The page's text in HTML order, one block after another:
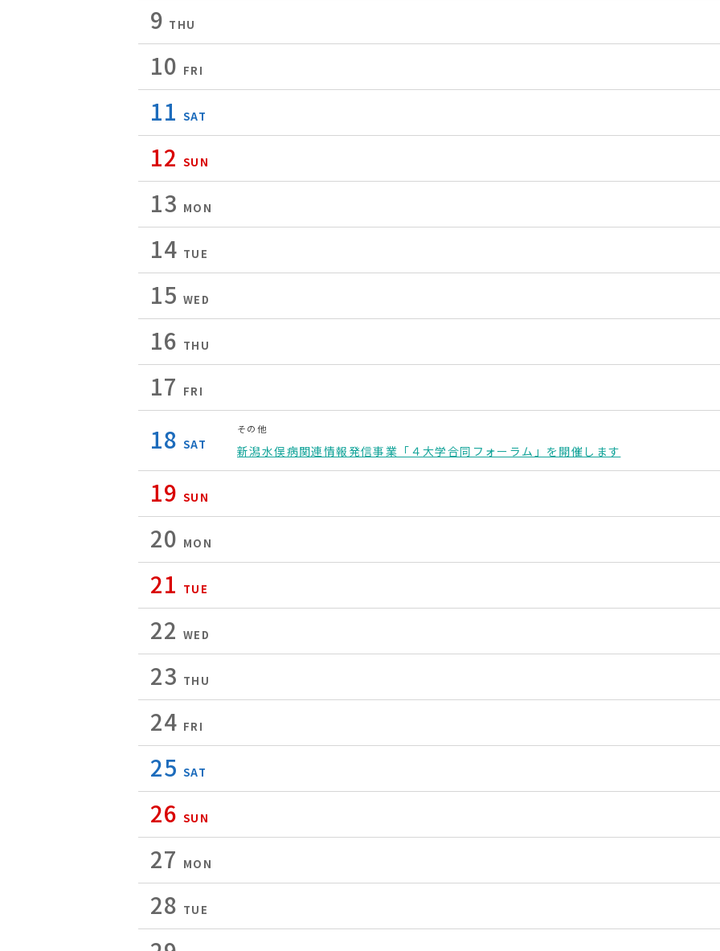
9 THU
10 FRI
11 SAT
12 SUN
13 MON
14 TUE
15 WED
16 THU
17 FRI
18 SAT
その他
新潟水俣病関連情報発信事業「４大学合同フォーラム」を開催します
19 SUN
20 MON
21 TUE
22 WED
23 THU
24 FRI
25 SAT
26 SUN
27 MON
28 TUE